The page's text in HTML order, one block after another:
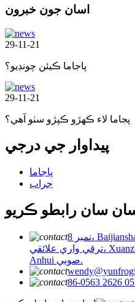
اسان جون خبرون
29-11-21
پاجاما ڪيئن چونڊيو؟
29-11-21
پجاما لاء ڪهڙو ڪپڙو سٺو آهي؟
پيداوار جي درجي
پاجاما
جراب
سان رابطو ڪريو
نمبر 8، Baijianshan روڊ، اقتصادي ۽ ٽيڪنالاجي
ترقي واري علائقي، Xuanzhou ضلعي، Xuancheng شهر،
Anhui صوبي.
86-0563 2626